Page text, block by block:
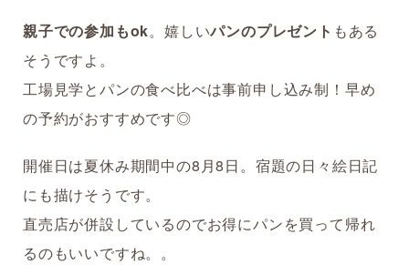
親子での参加もok。嬉しいパンのプレゼント もある
そうですよ。
工場見学とパンの食べ比べは事前申し込み制！早め
の予約がおすすめです◎
開催日は夏休み期間中の8月8日。宿題の日々絵日記
にも描けそうです。
直売店が併設しているのでお得にパンを買って帰れ
るのもいいですね。。